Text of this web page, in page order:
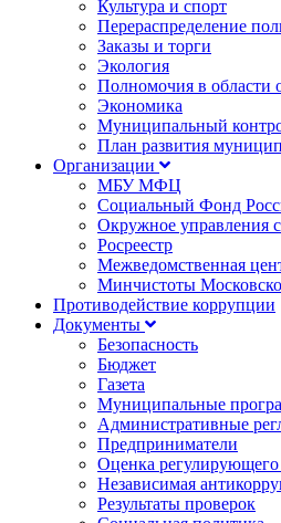
Культура и спорт
Перераспределение
Заказы и торги
Экология
Полномочия в
Экономика
Муниципальный
План развития
Организации
МБУ МФЦ
Социальный Фонд
Окружное управления
Росреестр
Межведомственная
Минчистоты
Противодействие коррупции
Документы
Безопасность
Бюджет
Газета
Муниципальные
Административные
Предприниматели
Оценка регулирующего
Независимая
Результаты проверок